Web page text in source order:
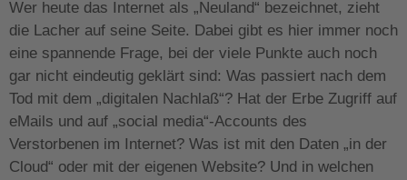
Wer heute das Internet als „Neuland“ bezeichnet, zieht
die Lacher auf seine Seite. Dabei gibt es hier immer noch
eine spannende Frage, bei der viele Punkte auch noch
gar nicht eindeutig geklärt sind: Was passiert nach dem
Tod mit dem „digitalen Nachlaß“? Hat der Erbe Zugriff auf
eMails und auf „social media“-Accounts des
Verstorbenen im Internet? Was ist mit den Daten „in der
Cloud“ oder mit der eigenen Website? Und in welchen